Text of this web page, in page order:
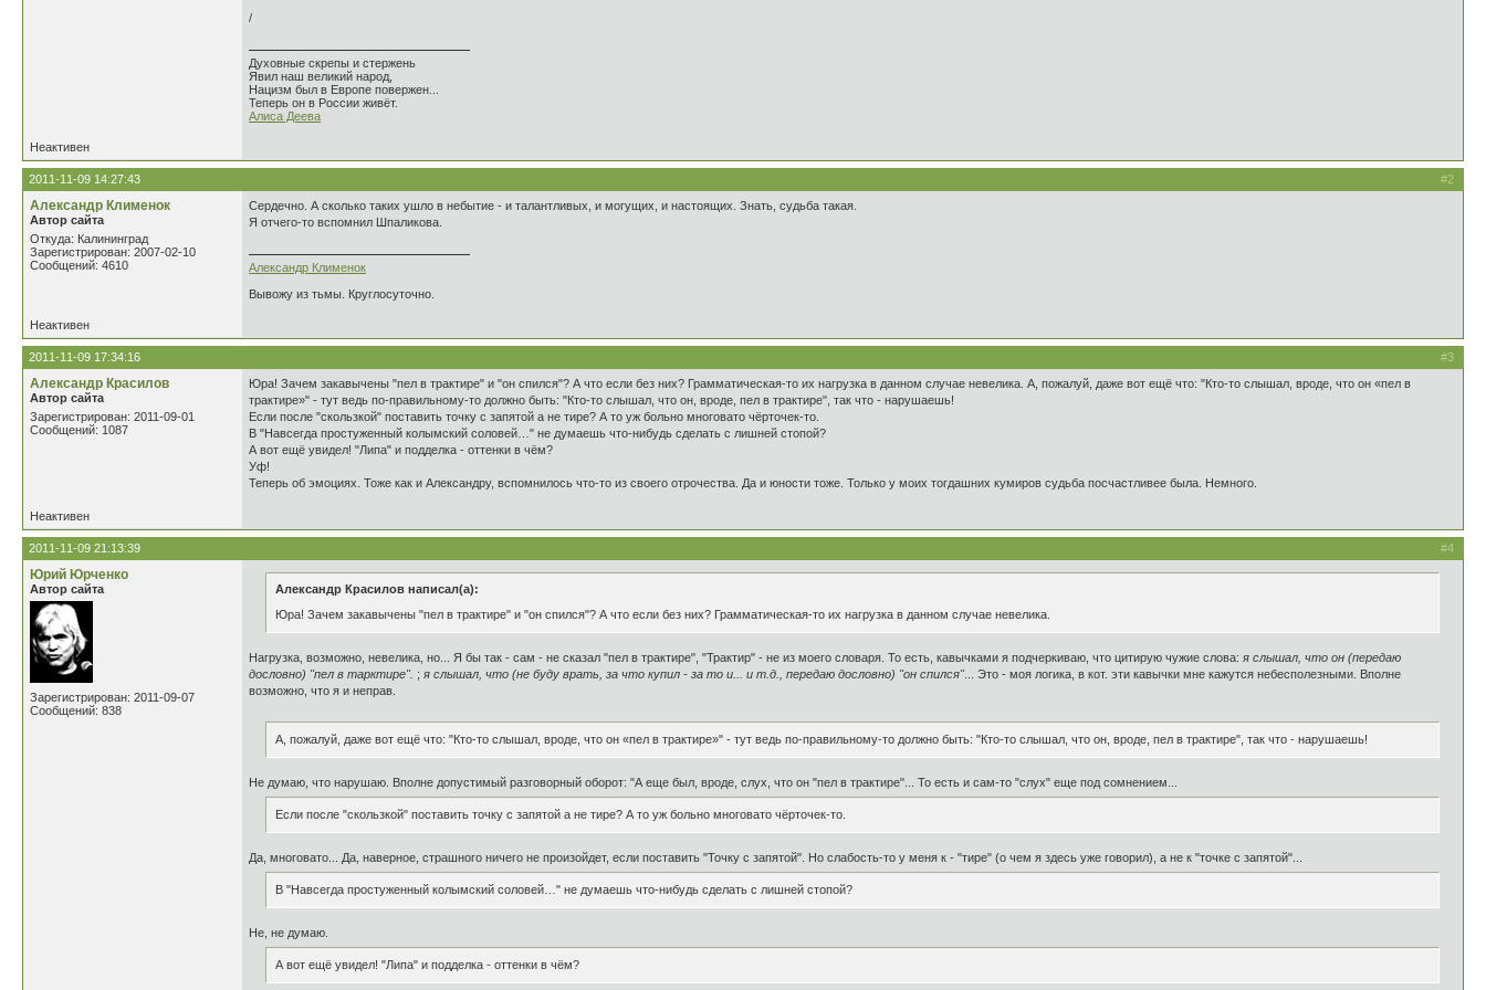
/
Духовные скрепы и стержень
Явил наш великий народ,
Нацизм был в Европе повержен...
Теперь он в России живёт.
Алиса Деева
Неактивен
#2
2011-11-09 14:27:43
Александр Клименок
Автор сайта
Откуда: Калининград
Зарегистрирован: 2007-02-10
Сообщений: 4610
Сердечно. А сколько таких ушло в небытие - и талантливых, и могущих, и настоящих. Знать, судьба такая.
Я отчего-то вспомнил Шпаликова.
Александр Клименок
Вывожу из тьмы. Круглосуточно.
Неактивен
#3
2011-11-09 17:34:16
Александр Красилов
Автор сайта
Зарегистрирован: 2011-09-01
Сообщений: 1087
Юра! Зачем закавычены "пел в трактире" и "он спился"? А что если без них? Грамматическая-то их нагрузка в данном случае невелика. А, пожалуй, даже вот ещё что: "Кто-то слышал, вроде, что он «пел в
трактире»" - тут ведь по-правильному-то должно быть: "Кто-то слышал, что он, вроде, пел в трактире", так что - нарушаешь!
Если после "скользкой" поставить точку с запятой а не тире? А то уж больно многовато чёрточек-то.
В "Навсегда простуженный колымский соловей…" не думаешь что-нибудь сделать с лишней стопой?
А вот ещё увидел! "Липа" и подделка - оттенки в чём?
Уф!
Теперь об эмоциях. Тоже как и Александру, вспомнилось что-то из своего отрочества. Да и юности тоже. Только у моих тогдашних кумиров судьба посчастливее была. Немного.
Неактивен
#4
2011-11-09 21:13:39
Юрий Юрченко
Автор сайта
Зарегистрирован: 2011-09-07
Сообщений: 838
Александр Красилов написал(а):
Юра! Зачем закавычены "пел в трактире" и "он спился"? А что если без них? Грамматическая-то их нагрузка в данном случае невелика.
Нагрузка, возможно, невелика, но... Я бы так - сам - не сказал "пел в трактире", "Трактир" - не из моего словаря. То есть, кавычками я подчеркиваю, что цитирую чужие слова: я слышал, что он (передаю
дословно) "пел в тарктире". ; я слышал, что (не буду врать, за что купил - за то и... и т.д., передаю дословно) "он спился"... Это - моя логика, в кот. эти кавычки мне кажутся небесполезными. Вполне
возможно, что я и неправ.
А, пожалуй, даже вот ещё что: "Кто-то слышал, вроде, что он «пел в трактире»" - тут ведь по-правильному-то должно быть: "Кто-то слышал, что он, вроде, пел в трактире", так что - нарушаешь!
Не думаю, что нарушаю. Вполне допустимый разговорный оборот: "А еще был, вроде, слух, что он "пел в трактире"... То есть и сам-то "слух" еще под сомнением...
Если после "скользкой" поставить точку с запятой а не тире? А то уж больно многовато чёрточек-то.
Да, многовато... Да, наверное, страшного ничего не произойдет, если поставить "Точку с запятой". Но слабость-то у меня к - "тире" (о чем я здесь уже говорил), а не к "точке с запятой"...
В "Навсегда простуженный колымский соловей…" не думаешь что-нибудь сделать с лишней стопой?
Не, не думаю.
А вот ещё увидел! "Липа" и подделка - оттенки в чём?